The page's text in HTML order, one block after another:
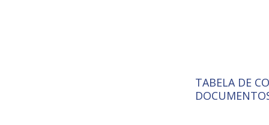
ISO 9001:
A
TABELA DE